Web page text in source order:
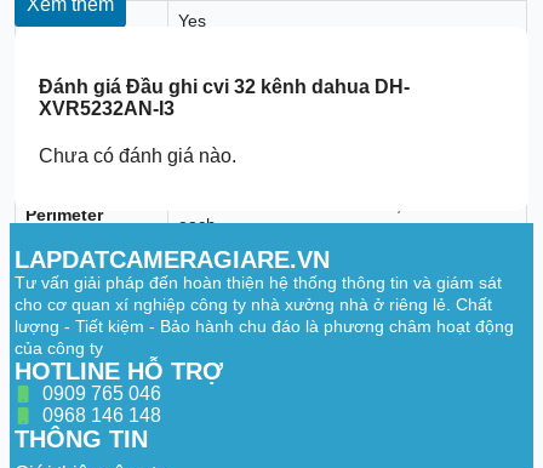
Dual-stream Yes
Video
Compression
AI Coding; Smart H.265+; H.265; Smart
AI Functions
Perimeter
by Recorder)
each
each
Face Detection
Performance
2 channels (up to 12 face images/s each
channel)
Face Attributes 6 attributes
Face
Recognition
Performance
Đánh giáĐầu ghi cvi 32 kênh dahua DH-
XVR5232AN-I3
Chưa có đánh giá nào.
LAPDATCAMERAGIARE.VN
Tư vấn giải pháp đến hoàn thiện hệ thống thông tin và giám sát
cho cơ quan xí nghiệp công ty nhà xưởng nhà ở riêng lẻ. Chất
lượng - Tiết kiệm - Bảo hành chu đáo là phương châm hoạt động
của công ty
HOTLINE HỖ TRỢ
0909 765 046
0968 146 148
THÔNG TIN